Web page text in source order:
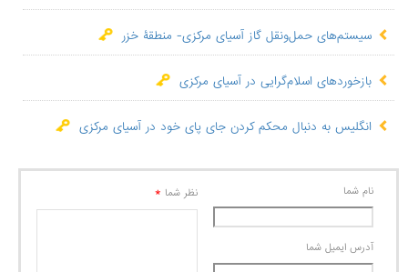
سیستم‌های حمل‌ونقل گاز آسیای مرکزی- منطقۀ خزر
بازخوردهای اسلام‌گرایی در آسیای مرکزی
انگلیس به دنبال محکم کردن جای پای خود در آسیای مرکزی
نام شما
آدرس ايميل شما
نظر شما *